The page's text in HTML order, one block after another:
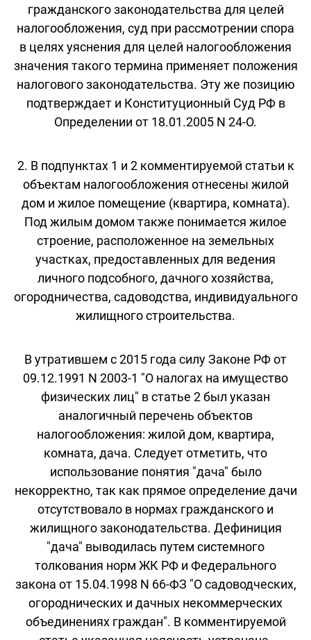
гражданского законодательства для целей
налогообложения, суд при рассмотрении спора
в целях уяснения для целей налогообложения
значения такого термина применяет положения
налогового законодательства. Эту же позицию
подтверждает и Конституционный Суд РФ в
Определении от 18.01.2005 N 24-О.
2. В подпунктах 1 и 2 комментируемой статьи к
объектам налогообложения отнесены жилой
дом и жилое помещение (квартира, комната).
Под жилым домом также понимается жилое
строение, расположенное на земельных
участках, предоставленных для ведения
личного подсобного, дачного хозяйства,
огородничества, садоводства, индивидуального
жилищного строительства.
В утратившем с 2015 года силу Законе РФ от
09.12.1991 N 2003-1 "О налогах на имущество
физических лиц" в статье 2 был указан
аналогичный перечень объектов
налогообложения: жилой дом, квартира,
комната, дача. Следует отметить, что
использование понятия "дача" было
некорректно, так как прямое определение дачи
отсутствовало в нормах гражданского и
жилищного законодательства. Дефиниция
"дача" выводилась путем системного
толкования норм ЖК РФ и Федерального
закона от 15.04.1998 N 66-ФЗ "О садоводческих,
огороднических и дачных некоммерческих
объединениях граждан". В комментируемой